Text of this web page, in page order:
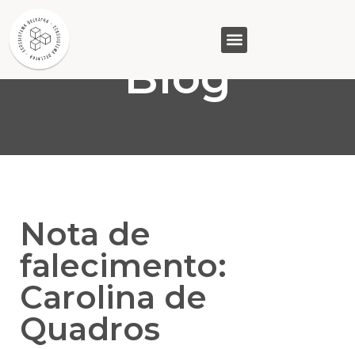
Blog
Nota de
falecimento:
Carolina de
Quadros